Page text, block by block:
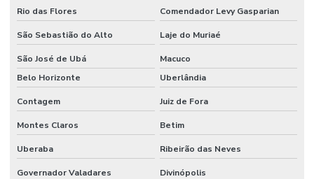
Rio das Flores Comendador Levy Gasparian
São Sebastião do Alto Laje do Muriaé
São José de Ubá
Macuco
Belo Horizonte
Uberlândia
Contagem Juiz de Fora
Montes Claros Betim
Uberaba Ribeirão das Neves
Governador Valadares Divinópolis